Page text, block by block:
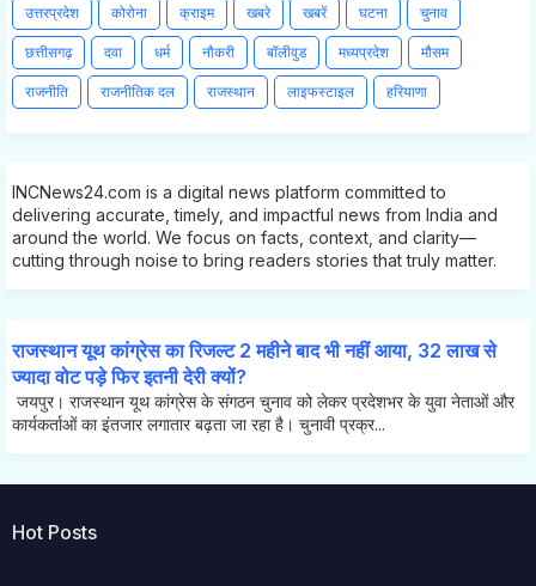
उत्तरप्रदेश कोरोना क्राइम खबरे खबरें घटना चुनाव
छत्तीसगढ़ दवा धर्म नौकरी बॉलीवुड मध्यप्रदेश मौसम
राजनीति राजनीतिक दल राजस्थान लाइफस्टाइल हरियाणा
INCNews24.com is a digital news platform committed to
delivering accurate, timely, and impactful news from India and
around the world. We focus on facts, context, and clarity—
cutting through noise to bring readers stories that truly matter.
राजस्थान यूथ कांग्रेस का रिजल्ट 2 महीने बाद भी नहीं आया, 32 लाख से
ज्यादा वोट पड़े फिर इतनी देरी क्यों?
जयपुर। राजस्थान यूथ कांग्रेस के संगठन चुनाव को लेकर प्रदेशभर के युवा नेताओं और
कार्यकर्ताओं का इंतजार लगातार बढ़ता जा रहा है। चुनावी प्रक्र...
Hot Posts